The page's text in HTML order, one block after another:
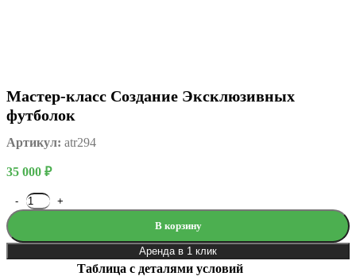
Мастер-класс Создание Эксклюзивных
футболок
Артикул: atr294
35 000 ₽
В корзину
Аренда в 1 клик
Таблица с деталями условий